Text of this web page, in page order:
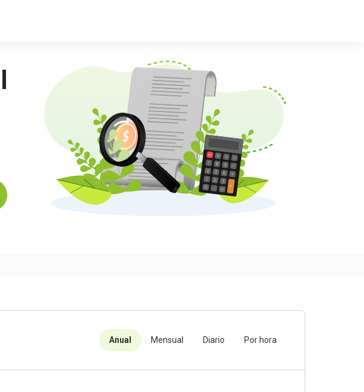
Anual Mensual Diario Por hora